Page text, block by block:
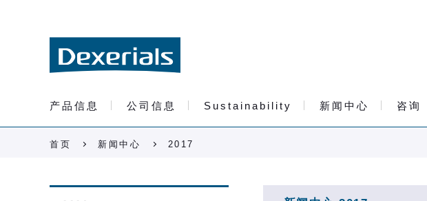
产品信息 公司信息 Sustainability 新闻中心 咨询
首页 新闻中心 2017